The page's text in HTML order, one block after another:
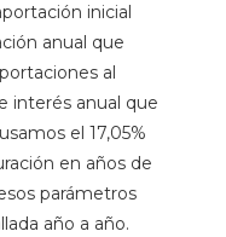
inicial
anual que
al
interés anual que
el 17,05%
en años de
parámetros
año a año.